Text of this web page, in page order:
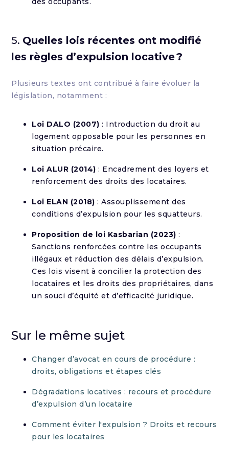
5. Quelles lois récentes ont modifié
les règles d’expulsion locative ?
Plusieurs textes ont contribué à faire évoluer la
législation, notamment :
Loi DALO (2007) : Introduction du droit au
logement opposable pour les personnes en
situation précaire.
Loi ALUR (2014) : Encadrement des loyers et
renforcement des droits des locataires.
Loi ELAN (2018) : Assouplissement des
conditions d’expulsion pour les squatteurs.
Proposition de loi Kasbarian (2023) :
Sanctions renforcées contre les occupants
illégaux et réduction des délais d’expulsion.
Ces lois visent à concilier la protection des
locataires et les droits des propriétaires, dans
un souci d’équité et d’efficacité juridique.
Sur le même sujet
Changer d’avocat en cours de procédure :
droits, obligations et étapes clés
Dégradations locatives : recours et procédure
d’expulsion d’un locataire
Comment éviter l'expulsion ? Droits et recours
pour les locataires